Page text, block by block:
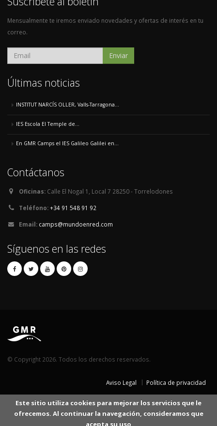
Mensualmente te iremos enviado novedades y ofertas de interés en tu
correo.
Enviar
Últimas noticias
INSTITUT NARCÍS OLLER, Valls-Tarragona...
IES Escola El Temple de...
En GMR Camps el IES Galileo Galilei en...
Contáctanos
Oficinas: Calle El Nogal 1, Local 7 28250 - Torrelodones
Teléfono:+34 91 548 91 92
Email: camps@mundoenred.com
Síguenos en las redes
© Copyright 2026. Todos los derechos reservados.
Aviso Legal Política de privacidad
Este sitio utiliza cookies para mejorar los servicios que le
ofrecemos. Al continuar la navegación, consideramos que
acepta su uso